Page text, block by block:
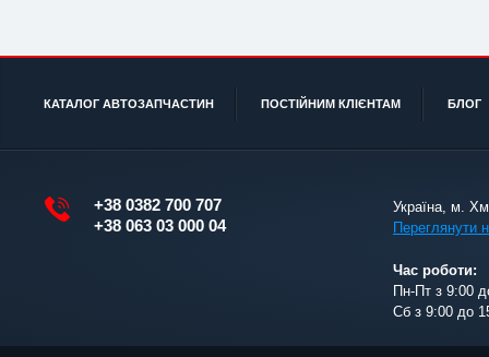
КАТАЛОГ АВТОЗАПЧАСТИН ПОСТІЙНИМ КЛІЄНТАМ БЛОГ
+38 0382 700 707
+38 063 03 000 04
Україна, м.
Переглянути
Час роботи:
Пн-Пт з 9:00
Сб з 9:00 до